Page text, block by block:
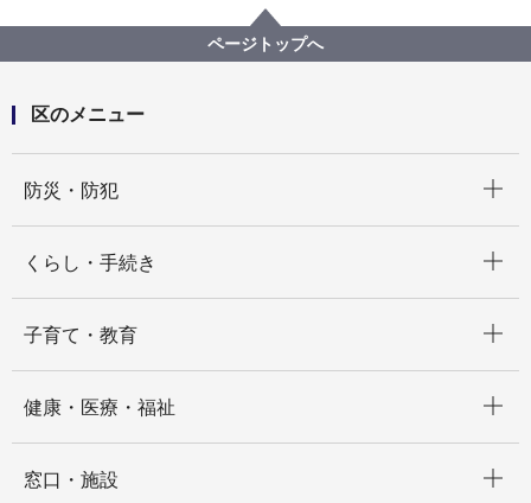
中区民祭り（ハローよこはま2023）
ページトップへ
区のメニュー
防災・防犯
くらし・手続き
子育て・教育
健康・医療・福祉
窓口・施設